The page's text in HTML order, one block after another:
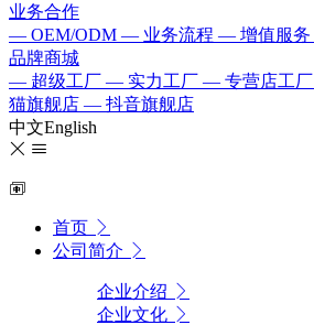
业务合作
— OEM/ODM — 业务流程 — 增值服务
品牌商城
— 超级工厂 — 实力工厂 — 专营店工厂
猫旗舰店 — 抖音旗舰店
中文English
首页
公司简介
企业介绍
企业文化